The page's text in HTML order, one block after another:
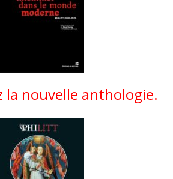
la nouvelle anthologie.